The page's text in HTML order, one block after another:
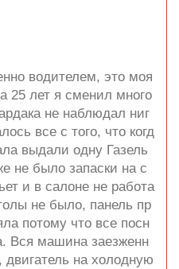
водителем, это моя
25 лет я сменил много
не наблюдал ниг
все с того, что когд
выдали одну Газель
не было запаски на с
и в салоне не работа
не было, панель пр
потому что все посн
Вся машина заезженн
двигатель на холодную